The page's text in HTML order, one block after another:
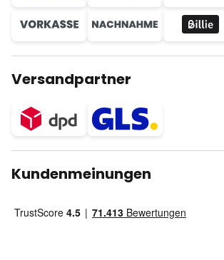
Versandpartner
Kundenmeinungen